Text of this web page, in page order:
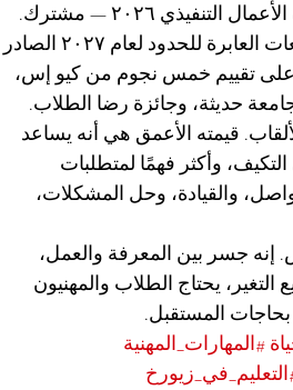
عالميًا في تصنيف كيو إس العالمي للجامعات: تصنيف ماجستير إدارة الأعمال التنفيذي ٢٠٢٦ — مشترك.
كما أنها مصنفة في المركز الثالث عالميًا في التصنيف العالمي للجامعات العابرة للحدود لعام ٢٠٢٧ الصادر
على تقييم خمس نجوم من كيو إس،
حديثة، وجائزة رضا الطلاب.
قيمته الأعمق هي أنه يساعد
وأكثر فهمًا لمتطلبات
والقيادة، وحل المشكلات،
إنه جسر بين المعرفة والعمل،
يحتاج الطلاب والمهنيون
بحاجات المستقبل.
#المهارات_المهنية